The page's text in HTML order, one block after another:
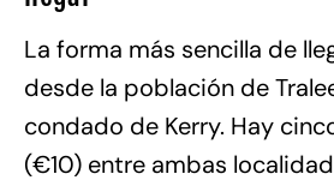
La forma más sencilla de
desde la población de
condado de Kerry. Hay
(€10) entre ambas